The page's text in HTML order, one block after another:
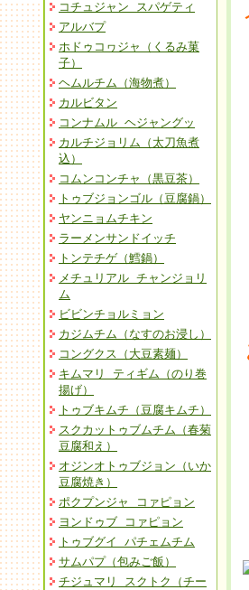
コチュジャン スパゲティ
アルバプ
ホドゥコヮジャ（くるみ菓
子）
ヘムルチム（海物煮）
カルビタン
コンナムル ヘジャングッ
カルチジョリム（太刀魚煮
込）
コムンコンチャ（黒豆茶）
トゥブジョンゴル（豆腐鍋）
ヤンニョムチキン
ラーメンサンドイッチ
トンテチゲ（鱈鍋）
メチュリアル チャンジョリ
ム
ビビンチョルミョン
カジムチム（なすのお浸し）
コングクス（大豆素麺）
キムマリ ティギム（のり巻
揚げ）
トゥブキムチ（豆腐キムチ）
スクカットゥブムチム（春菊
豆腐和え）
オジンオトゥブジョン（いか
豆腐焼き）
ポクプンジャ コァピョン
ヨンドゥブ コァピョン
トゥブグイ パチェムチム
サムパプ（包みご飯）
チジュマリ スクトク（チー